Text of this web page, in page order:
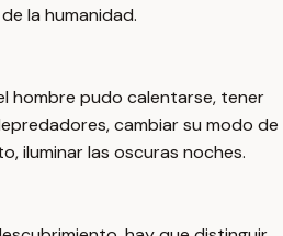
la humanidad.
hombre pudo calentarse, tener
cambiar su modo de
iluminar las oscuras noches.